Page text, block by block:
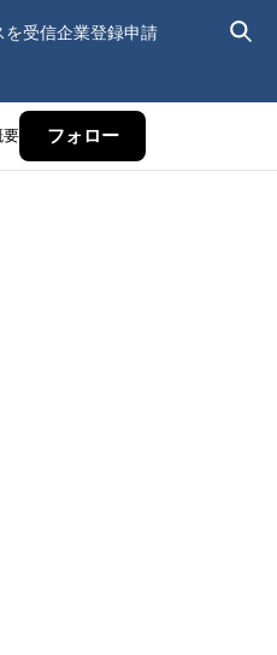
を受信企業登録申請
要 フォロー